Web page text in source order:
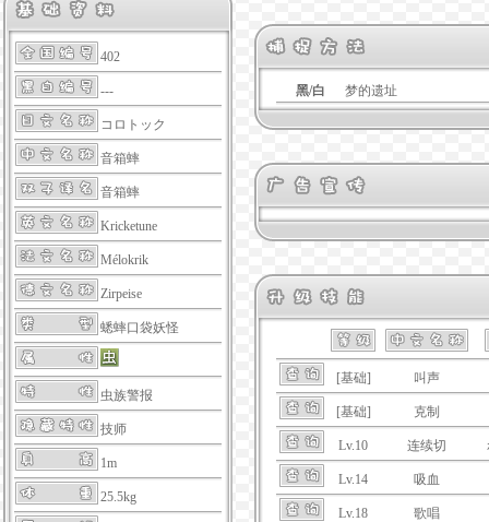
402
---
コロトック
音箱蟀
音箱蟀
Kricketune
Mélokrik
Zirpeise
蟋蟀口袋妖怪
虫族警报
技师
1m
25.5kg
黑/白 梦的遗址
[基础] 叫声
[基础] 克制
Lv.10 连续切
Lv.14 吸血
Lv.18 歌唱